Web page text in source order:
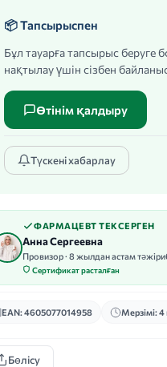
📦 Тапсырыспен
Бұл тауарға тапсырыс беруге
нақтылау үшін сізбен
Өтінім қалдыру
Түскені хабарлау
ФАРМАЦЕВТ ТЕКСЕРГЕН
Анна Сергеевна
Провизор · 8 жылдан астам
Сертификат расталған
EAN: 4605077014958 Мерзімі: 4
Бөлісу